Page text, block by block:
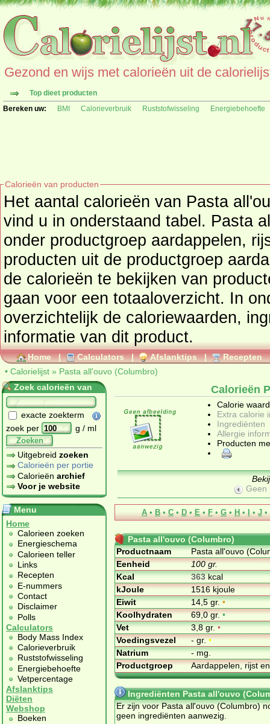
Gezond en wijs met calorieën uit de
Top dieet producten
Bereken uw:
BMI Calorieverbruik Ruststofwisseling Energiebehoefte
Calorieën van producten
Het aantal calorieën van Pasta
vind u in onderstaand tabel. Pasta
onder productgroep aardappelen, rijst en pasta's, kijk hier voor
producten uit de productgroep
de calorieën te bekijken van
gaan voor een totaaloverzicht. In onderstaand tabel vindt u
overzichtelijk de caloriewaarden, ingrediënten en allergenen
informatie van dit product.
Home | Calculators | Afslanktips | Recepten
• Calorielijst » Pasta all'ouvo (Columbro)
Zoek calorieën van
exacte zoekterm
zoek per
g / ml
Zoeken
Uitgebreid zoeken
Calorieën per portie
Calorieën archief
Voor je website
Menu
Home
Calorieen zoeken
Energieschema
Calorieen teller
Links
Recepten
E-nummers
Contact
Disclaimer
Polls
Calculators
Body Mass Index
Calorieverbruik
Ruststofwisseling
Energiebehoefte
Vetpercentage
Afslanktips
Diëten
Webshop
Boeken
Calorieën
Calorie
Extra calorie
Ingrediënten
Allergie
Producten
Geen
A • B • C • D • E • F • G • H • I • J •
Pasta all'ouvo (Columbro)
Productnaam
Pasta all'ouvo
Eenheid
100 gr.
Kcal
363kcal
kJoule
1516 kjoule
Eiwit
14,5 gr.•
Koolhydraten
69,0 gr.•
Vet
3,8 gr.•
Voedingsvezel
- gr.•
Natrium
- mg.
Productgroep
Aardappelen, rijst
Ingrediënten Pasta all'ouvo
Er zijn voor Pasta all'ouvo (Columbro)
geen ingrediënten aanwezig.